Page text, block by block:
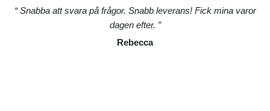
Snabba att svara på frågor. Snabb leverans! Fick mina varor
dagen efter.
Rebecca